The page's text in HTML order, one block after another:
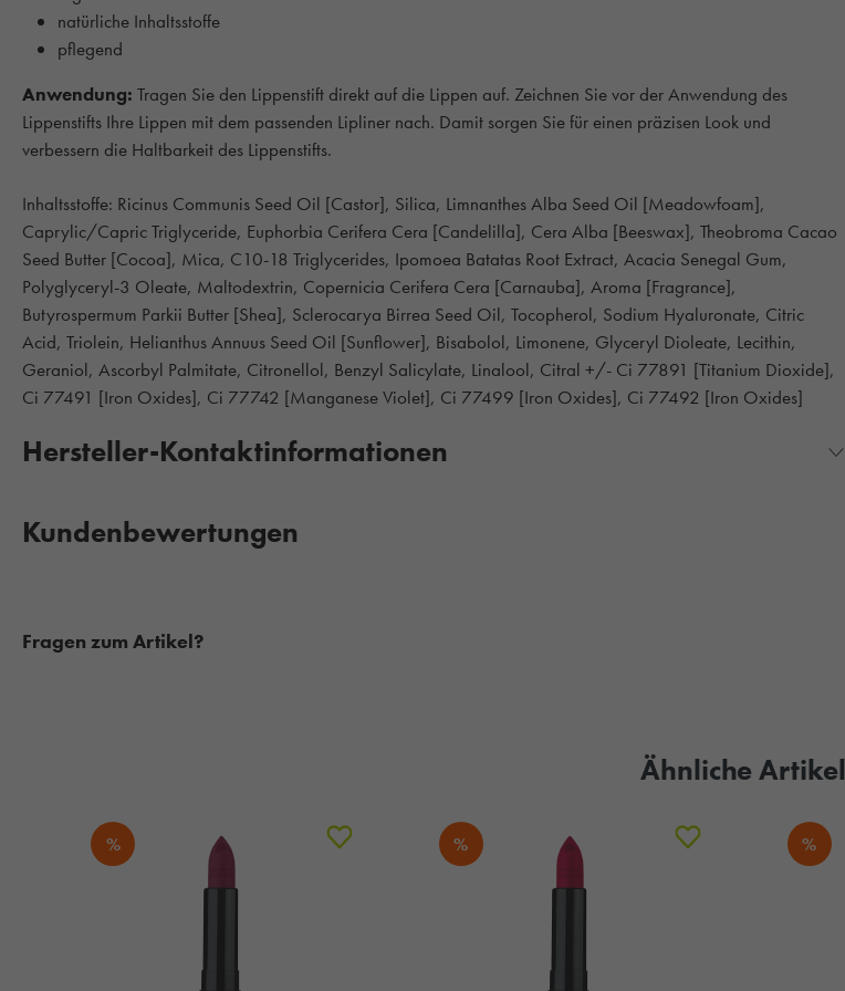
natürliche Inhaltsstoffe
pflegend
Anwendung: Tragen Sie den Lippenstift direkt auf die Lippen auf. Zeichnen Sie vor der Anwendung des
Lippenstifts Ihre Lippen mit dem passenden Lipliner nach. Damit sorgen Sie für einen präzisen Look und
verbessern die Haltbarkeit des Lippenstifts.
Inhaltsstoffe: Ricinus Communis Seed Oil [Castor], Silica, Limnanthes Alba Seed Oil [Meadowfoam],
Caprylic/Capric Triglyceride, Euphorbia Cerifera Cera [Candelilla], Cera Alba [Beeswax], Theobroma Cacao
Seed Butter [Cocoa], Mica, C10-18 Triglycerides, Ipomoea Batatas Root Extract, Acacia Senegal Gum,
Polyglyceryl-3 Oleate, Maltodextrin, Copernicia Cerifera Cera [Carnauba], Aroma [Fragrance],
Butyrospermum Parkii Butter [Shea], Sclerocarya Birrea Seed Oil, Tocopherol, Sodium Hyaluronate, Citric
Acid, Triolein, Helianthus Annuus Seed Oil [Sunflower], Bisabolol, Limonene, Glyceryl Dioleate, Lecithin,
Geraniol, Ascorbyl Palmitate, Citronellol, Benzyl Salicylate, Linalool, Citral +/- Ci 77891 [Titanium Dioxide],
Ci 77491 [Iron Oxides], Ci 77742 [Manganese Violet], Ci 77499 [Iron Oxides], Ci 77492 [Iron Oxides]
Hersteller-Kontaktinformationen
Kundenbewertungen
Fragen zum Artikel?
Ähnliche Artikel
% % %